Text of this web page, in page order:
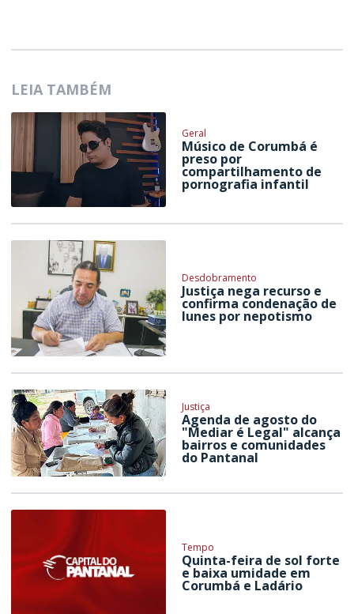
LEIA TAMBÉM
Geral
Músico de Corumbá é
preso por
compartilhamento de
pornografia infantil
Desdobramento
Justiça nega recurso e
confirma condenação de
Iunes por nepotismo
Justiça
Agenda de agosto do
"Mediar é Legal" alcança
bairros e comunidades
do Pantanal
Tempo
Quinta-feira de sol forte
e baixa umidade em
Corumbá e Ladário